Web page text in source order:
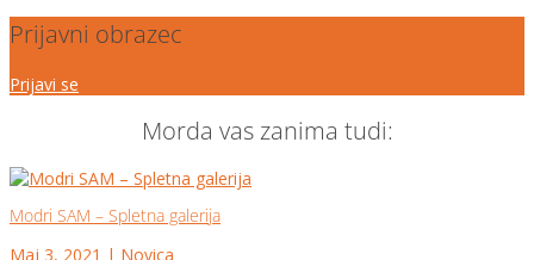
Prijavni obrazec
Prijavi se
Morda vas zanima tudi:
Modri SAM – Spletna galerija
Maj 3, 2021 | Novica